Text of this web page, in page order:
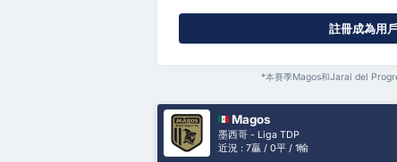
註冊成為用
*本賽季Magos和Jaral del
Magos
墨西哥 - Liga TDP
近況 : 7贏 / 0平 / 1輸